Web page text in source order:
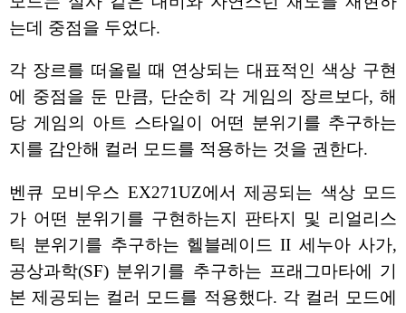
는데 중점을 두었다.
각 장르를 떠올릴 때 연상되는 대표적인 색상 구현
에 중점을 둔 만큼, 단순히 각 게임의 장르보다, 해
당 게임의 아트 스타일이 어떤 분위기를 추구하는
지를 감안해 컬러 모드를 적용하는 것을 권한다.
벤큐 모비우스 EX271UZ에서 제공되는 색상 모드
가 어떤 분위기를 구현하는지 판타지 및 리얼리스
틱 분위기를 추구하는 헬블레이드 II 세누아 사가,
공상과학(SF) 분위기를 추구하는 프래그마타에 기
본 제공되는 컬러 모드를 적용했다. 각 컬러 모드에